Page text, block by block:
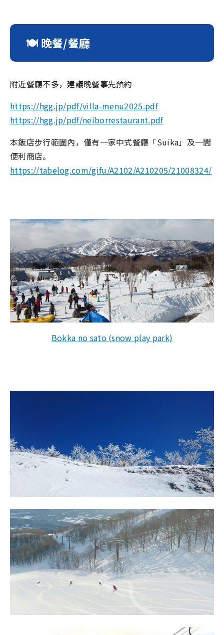
🍽 晚餐/餐廳
附近餐廳不多，建議晚餐事先預約
https://hgg.jp/pdf/villa-menu2025.pdf
https://hgg.jp/pdf/neiborrestaurant.pdf
本飯店步行範圍內，僅有一家中式餐廳「Suika」及一間
便利商店。
https://tabelog.com/gifu/A2102/A210205/21008324/
Bokka no sato (snow play park)